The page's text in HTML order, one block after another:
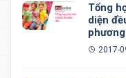
Tổng
diện
đều,2017-